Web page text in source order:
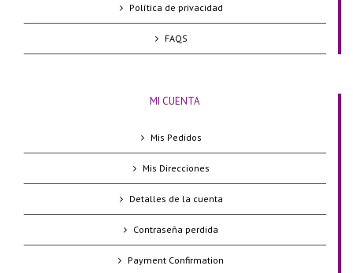
Política de privacidad
FAQS
MI CUENTA
Mis Pedidos
Mis Direcciones
Detalles de la cuenta
Contraseña perdida
Payment Confirmation